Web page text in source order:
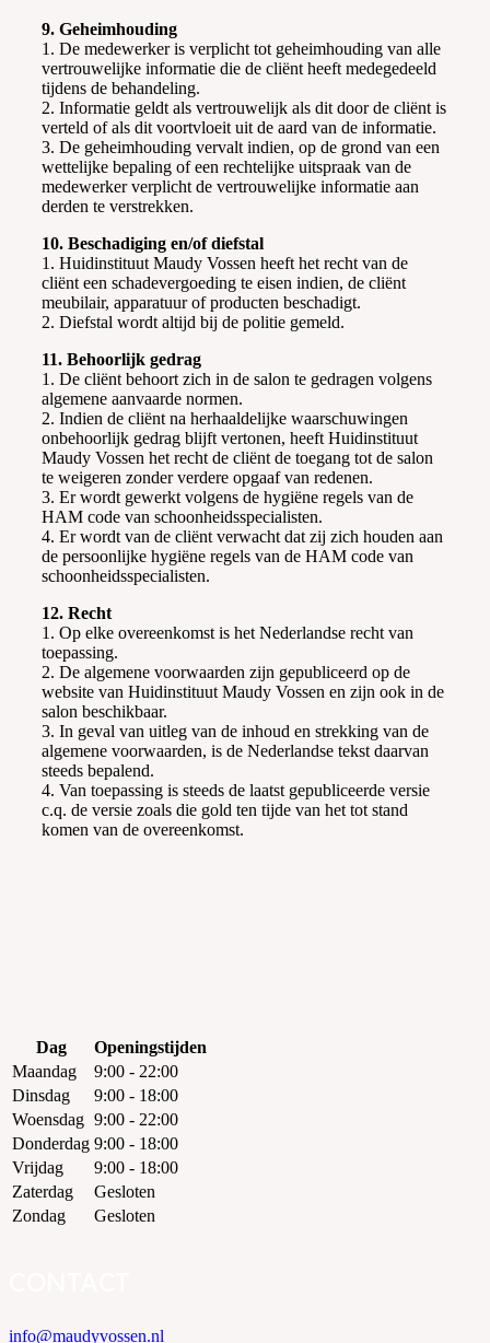
9. Geheimhouding
1. De medewerker is verplicht tot geheimhouding van alle
vertrouwelijke informatie die de cliënt heeft medegedeeld
tijdens de behandeling.
2. Informatie geldt als vertrouwelijk als dit door de cliënt is
verteld of als dit voortvloeit uit de aard van de informatie.
3. De geheimhouding vervalt indien, op de grond van een
wettelijke bepaling of een rechtelijke uitspraak van de
medewerker verplicht de vertrouwelijke informatie aan
derden te verstrekken.
10. Beschadiging en/of diefstal
1. Huidinstituut Maudy Vossen heeft het recht van de
cliënt een schadevergoeding te eisen indien, de cliënt
meubilair, apparatuur of producten beschadigt.
2. Diefstal wordt altijd bij de politie gemeld.
11. Behoorlijk gedrag
1. De cliënt behoort zich in de salon te gedragen volgens
algemene aanvaarde normen.
2. Indien de cliënt na herhaaldelijke waarschuwingen
onbehoorlijk gedrag blijft vertonen, heeft Huidinstituut
Maudy Vossen het recht de cliënt de toegang tot de salon
te weigeren zonder verdere opgaaf van redenen.
3. Er wordt gewerkt volgens de hygiëne regels van de
HAM code van schoonheidsspecialisten.
4. Er wordt van de cliënt verwacht dat zij zich houden aan
de persoonlijke hygiëne regels van de HAM code van
schoonheidsspecialisten.
12. Recht
1. Op elke overeenkomst is het Nederlandse recht van
toepassing.
2. De algemene voorwaarden zijn gepubliceerd op de
website van Huidinstituut Maudy Vossen en zijn ook in de
salon beschikbaar.
3. In geval van uitleg van de inhoud en strekking van de
algemene voorwaarden, is de Nederlandse tekst daarvan
steeds bepalend.
4. Van toepassing is steeds de laatst gepubliceerde versie
c.q. de versie zoals die gold ten tijde van het tot stand
komen van de overeenkomst.
Dag
Openingstijden
Maandag
9:00 - 22:00
Dinsdag
9:00 - 18:00
Woensdag 9:00 - 22:00
Donderdag 9:00 - 18:00
Vrijdag
9:00 - 18:00
Zaterdag
Gesloten
Zondag
Gesloten
info@maudyvossen.nl